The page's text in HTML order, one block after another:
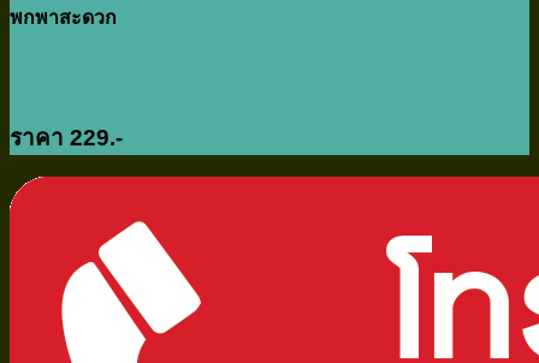
พกพาสะดวก
ราคา 229.-